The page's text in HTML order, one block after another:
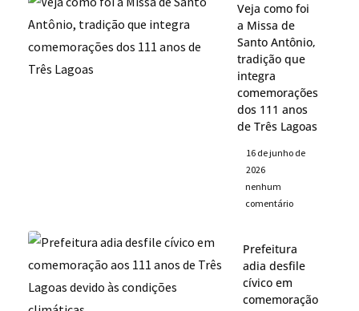
Veja como foi
a Missa de
Santo Antônio,
tradição que
integra
comemorações
dos 111 anos
de Três Lagoas
16 de junho de
2026
nenhum
comentário
Prefeitura
adia desfile
cívico em
comemoração